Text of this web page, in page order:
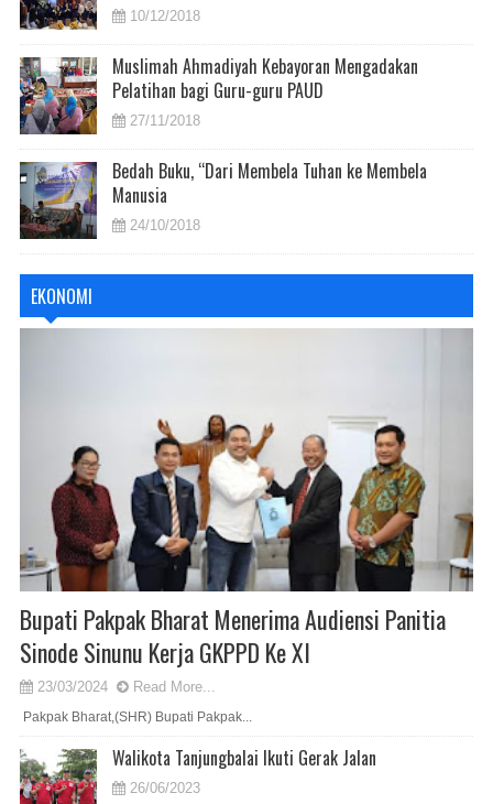
10/12/2018
Muslimah Ahmadiyah Kebayoran Mengadakan
Pelatihan bagi Guru-guru PAUD
27/11/2018
Bedah Buku, “Dari Membela Tuhan ke Membela
Manusia
24/10/2018
EKONOMI
Bupati Pakpak Bharat Menerima Audiensi Panitia
Sinode Sinunu Kerja GKPPD Ke XI
23/03/2024 Read More...
Pakpak Bharat,(SHR) Bupati Pakpak...
Walikota Tanjungbalai Ikuti Gerak Jalan
26/06/2023